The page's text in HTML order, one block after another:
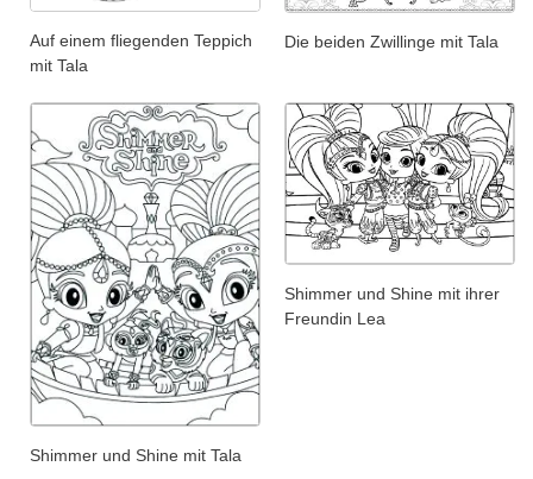
Auf einem fliegenden Teppich
mit Tala
Die beiden Zwillinge mit Tala
Shimmer und Shine mit Tala
Shimmer und Shine mit ihrer
Freundin Lea